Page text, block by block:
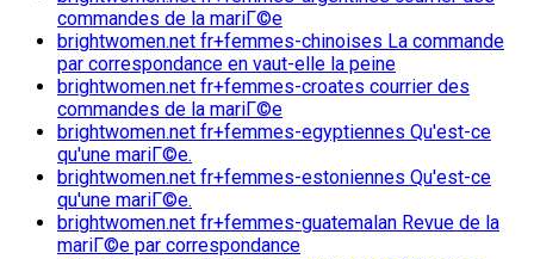
commandes de la mariГ©e
brightwomen.net fr+femmes-chinoises La commande
par correspondance en vaut-elle la peine
brightwomen.net fr+femmes-croates courrier des
commandes de la mariГ©e
brightwomen.net fr+femmes-egyptiennes Qu'est-ce
qu'une mariГ©e.
brightwomen.net fr+femmes-estoniennes Qu'est-ce
qu'une mariГ©e.
brightwomen.net fr+femmes-guatemalan Revue de la
mariГ©e par correspondance